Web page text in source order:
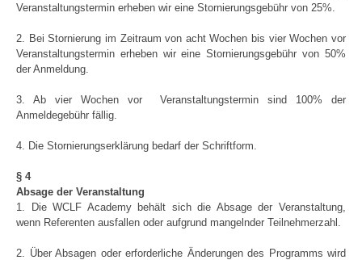
Veranstaltungstermin erheben wir eine Stornierungsgebühr von 25%.
2. Bei Stornierung im Zeitraum von acht Wochen bis vier Wochen vor
Veranstaltungstermin erheben wir eine Stornierungsgebühr von 50%
der Anmeldung.
3. Ab vier Wochen vor Veranstaltungstermin sind 100% der
Anmeldegebühr fällig.
4. Die Stornierungserklärung bedarf der Schriftform.
§ 4
Absage der Veranstaltung
1. Die WCLF Academy behält sich die Absage der Veranstaltung,
wenn Referenten ausfallen oder aufgrund mangelnder Teilnehmerzahl.
2. Über Absagen oder erforderliche Änderungen des Programms wird